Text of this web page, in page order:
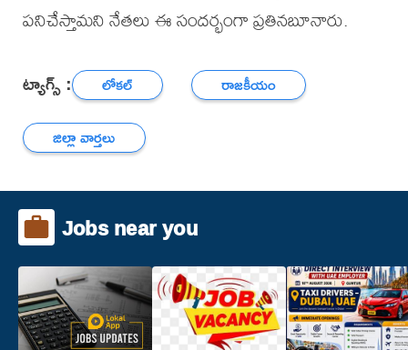
పనిచేస్తామని నేతలు ఈ సందర్భంగా ప్రతినబూనారు.
ట్యాగ్స్ : లోకల్
రాజకీయం
జిల్లా వార్తలు
Jobs near you